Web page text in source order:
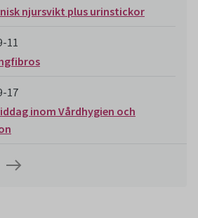
njursvikt plus urinstickor
11
17
inom Vårdhygien och